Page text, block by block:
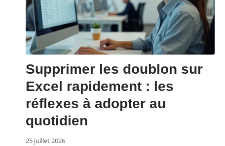
Supprimer les doublon sur
Excel rapidement : les
réflexes à adopter au
quotidien
25 juillet 2026